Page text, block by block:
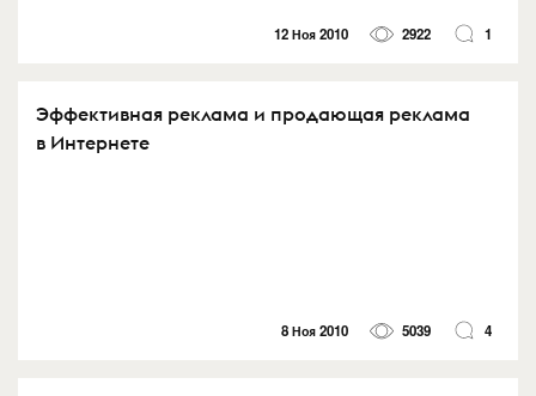
12 Ноя 2010 2922 1
Эффективная реклама и продающая реклама
в Интернете
8 Ноя 2010 5039 4